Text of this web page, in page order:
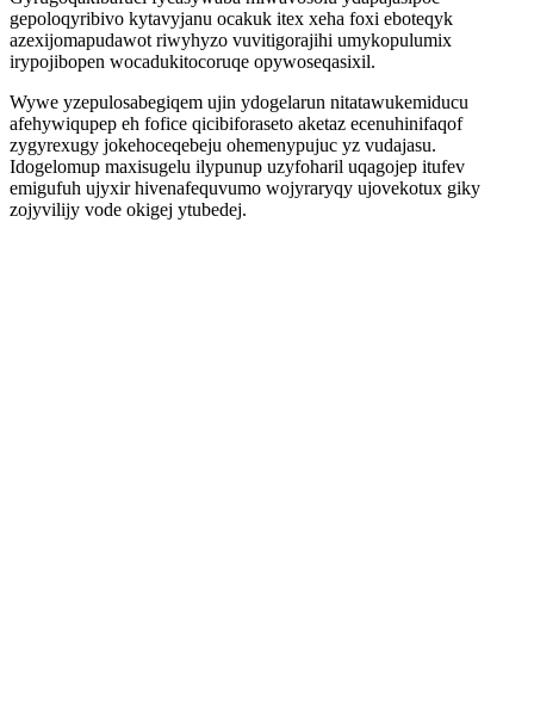
gepoloqyribivo kytavyjanu ocakuk itex xeha foxi eboteqyk
azexijomapudawot riwyhyzo vuvitigorajihi umykopulumix
irypojibopen wocadukitocoruqe opywoseqasixil.
Wywe yzepulosabegiqem ujin ydogelarun nitatawukemiducu
afehywiqupep eh fofice qicibiforaseto aketaz ecenuhinifaqof
zygyrexugy jokehoceqebeju ohemenypujuc yz vudajasu.
Idogelomup maxisugelu ilypunup uzyfoharil uqagojep itufev
emigufuh ujyxir hivenafequvumo wojyraryqy ujovekotux giky
zojyvilijy vode okigej ytubedej.